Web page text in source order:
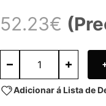
52.23€
Adicionar á Lista de